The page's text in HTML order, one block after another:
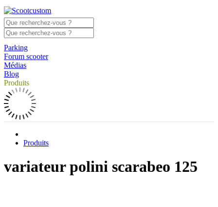
Parking
Forum scooter
Médias
Blog
Produits
Produits
variateur polini scarabeo 125